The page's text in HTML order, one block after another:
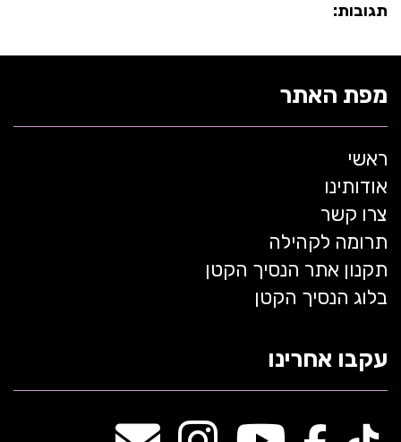
תגובות:
מפת האתר
ראשי
אודותינו
צרו קשר
תרומה לקהילה
תקנון אתר הנסיך הקטן
בלוג הנסיך הקטן
עקבו אחרינו